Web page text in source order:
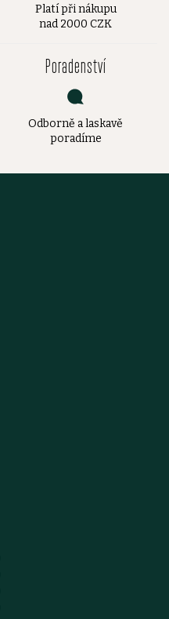
Platí při nákupu
nad 2000 CZK
Poradenství
Odborně a laskavě
poradíme